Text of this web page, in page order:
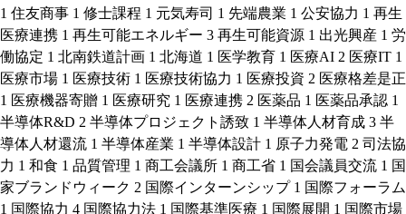
1 住友商事 1 修士課程 1 元気寿司 1 先端農業 1 公安協力 1 再生
医療連携 1 再生可能エネルギー 3 再生可能資源 1 出光興産 1 労
働協定 1 北南鉄道計画 1 北海道 1 医学教育 1 医療AI 2 医療IT 1
医療市場 1 医療技術 1 医療技術協力 1 医療投資 2 医療格差是正
1 医療機器寄贈 1 医療研究 1 医療連携 2 医薬品 1 医薬品承認 1
半導体R&D 2 半導体プロジェクト誘致 1 半導体人材育成 3 半
導体人材還流 1 半導体産業 1 半導体設計 1 原子力発電 2 司法協
力 1 和食 1 品質管理 1 商工会議所 1 商工省 1 国会議員交流 1 国
家ブランドウィーク 2 国際インターンシップ 1 国際フォーラム
1 国際協力 4 国際協力法 1 国際基準医療 1 国際展開 1 国際市場